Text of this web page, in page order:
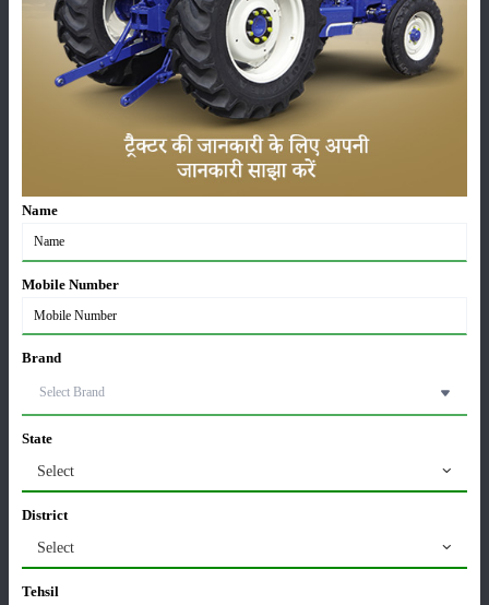
फसल में
चाहिये।
भाइयों
आप अपनी
फसल में
फूल को
अच्छी
विकसित
करने के
लिए
एनपीके
05234
प्रति
एकड़ एक
Name
Mobile Number
Brand
State
Select
District
Select
Tehsil